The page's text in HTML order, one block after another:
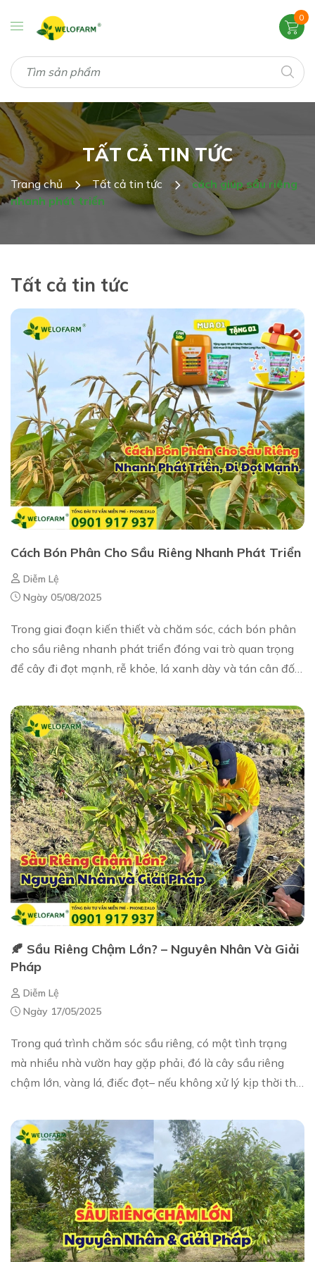
0
TẤT CẢ TIN TỨC
Trang chủ Tất cả tin tức
cách giúp sầu riêng
nhanh phát triển
Tất cả tin tức
Cách Bón Phân Cho Sầu Riêng Nhanh Phát Triển
Diễm Lệ
Ngày 05/08/2025
Trong giai đoạn kiến thiết và chăm sóc, cách bón phân
cho sầu riêng nhanh phát triển đóng vai trò quan trọng
để cây đi đọt mạnh, rễ khỏe, lá xanh dày và tán cân đối.
🍂 Sầu Riêng Chậm Lớn? – Nguyên Nhân Và Giải
Pháp
Diễm Lệ
Ngày 17/05/2025
Trong quá trình chăm sóc sầu riêng, có một tình trạng
mà nhiều nhà vườn hay gặp phải, đó là cây sầu riêng
chậm lớn, vàng lá, điếc đọt– nếu không xử lý kịp thời thì